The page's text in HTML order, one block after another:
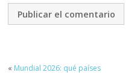
« Mundial 2026: qué países